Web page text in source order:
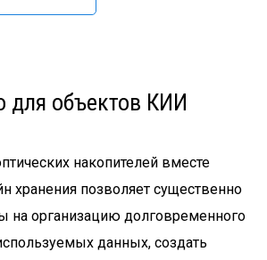
для объектов КИИ
накопителей вместе
хранения позволяет существенно
на организацию долговременного
данных, создать